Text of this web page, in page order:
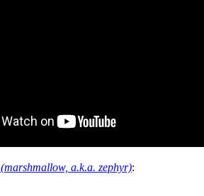
(marshmallow, a.k.a. zephyr):